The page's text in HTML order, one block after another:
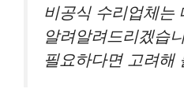
비공식 수리업체는
알려알려드리겠습
필요하다면 고려해